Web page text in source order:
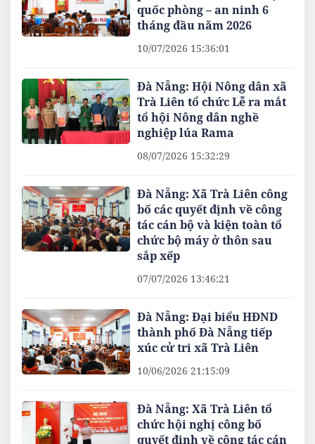
quốc phòng – an ninh 6
tháng đầu năm 2026
10/07/2026 15:36:01
Đà Nẵng: Hội Nông dân xã
Trà Liên tổ chức Lễ ra mắt
tổ hội Nông dân nghề
nghiệp lúa Rama
08/07/2026 15:32:29
Đà Nẵng: Xã Trà Liên công
bố các quyết định về công
tác cán bộ và kiện toàn tổ
chức bộ máy ở thôn sau
sắp xếp
07/07/2026 13:46:21
Đà Nẵng: Đại biểu HĐND
thành phố Đà Nẵng tiếp
xúc cử tri xã Trà Liên
10/06/2026 21:15:09
Đà Nẵng: Xã Trà Liên tổ
chức hội nghị công bố
quyết định về công tác cán